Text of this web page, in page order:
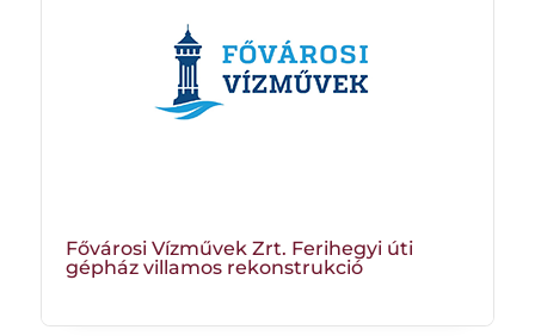
Fővárosi Vízművek Zrt. Ferihegyi úti
gépház villamos rekonstrukció